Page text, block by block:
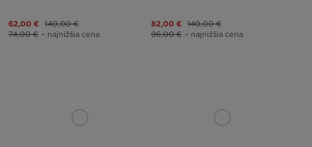
62,00 € 140,00 €
74,00 € – najnižšia cena
82,00 € 140,00 €
96,00 € – najnižšia cena